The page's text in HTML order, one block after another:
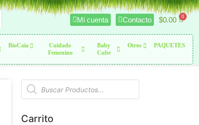
Mi cuenta Contacto $0.00
BioCaia
Cuidado
Femenino
Baby
Cube
Otros PAQUETES
Carrito